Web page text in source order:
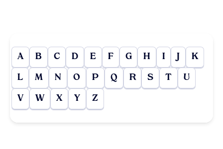
A B C D E F G H I J K
L M N O P Q R S T U
V W X Y Z